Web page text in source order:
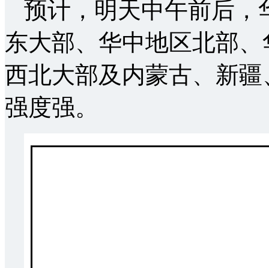
预计，明天中午前后，
东大部、华中地区北部
西北大部及内蒙古、新
强度强。